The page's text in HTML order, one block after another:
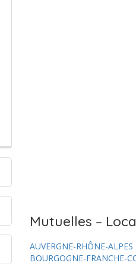
Mutuelles –
AUVERGNE-RHÔNE-ALPES
BOURGOGNE-FRANCHE-